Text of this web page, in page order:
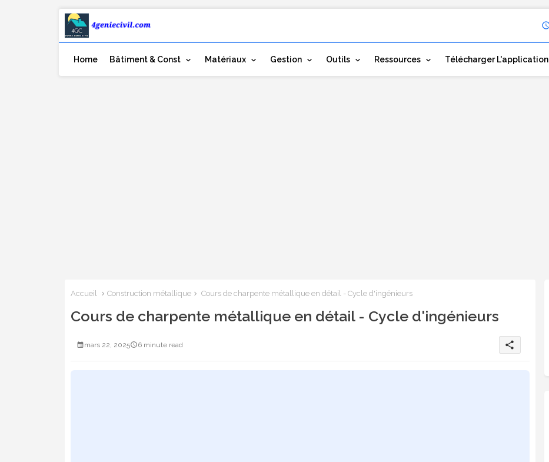
Home Bâtiment & Const Matériaux Gestion Outils Ressources Télécharger L'application
Accueil Construction métallique Cours de charpente métallique en détail - Cycle d'ingénieurs
Cours de charpente métallique en détail - Cycle d'ingénieurs
mars 22, 2025 6 minute read share